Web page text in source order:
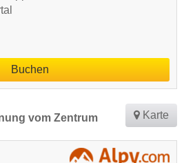
Buchen
vom Zentrum Karte